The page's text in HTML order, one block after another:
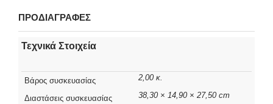
ΠΡΟΔΙΑΓΡΑΦΕΣ
Τεχνικά Στοιχεία
Βάρος συσκευασίας 2,00 κ.
Διαστάσεις συσκευασίας 38,30 × 14,90 × 27,50 cm